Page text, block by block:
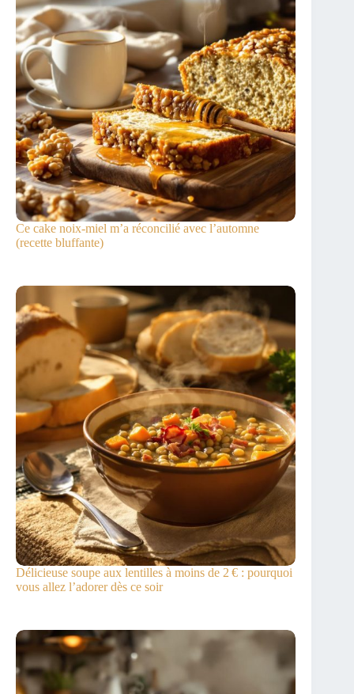
Ce cake noix-miel m’a réconcilié avec l’automne
(recette bluffante)
Délicieuse soupe aux lentilles à moins de 2 € : pourquoi
vous allez l’adorer dès ce soir